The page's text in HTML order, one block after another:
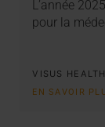
L’année
pour la
VISUS
EN SAVOIR